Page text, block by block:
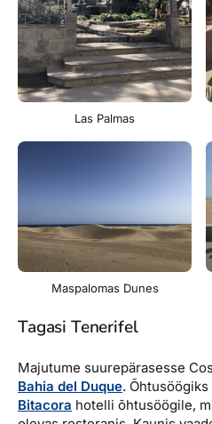
Las Palmas
Maspalomas Dunes
Tagasi Tenerifel
Majutume suurepärasesse
Bahia del Duque.
Bitacora hotelli õhtusöögile,